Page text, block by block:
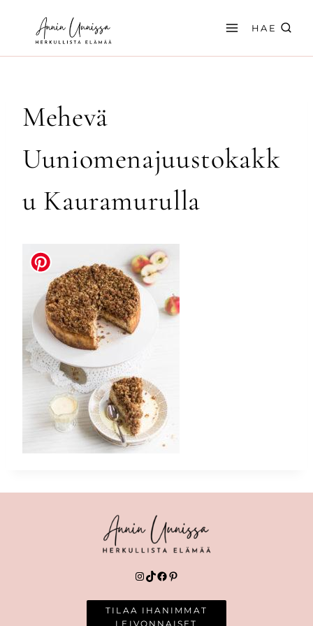
sisältöön
HAE
Mehevä
Uuniomenajuustokakk
u Kauramurulla
Instagram
TikTok
Facebook
Pinterest
TILAA IHANIMMAT
LEIVONNAISET